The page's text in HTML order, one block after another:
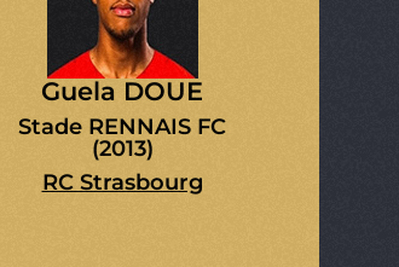
Guela DOUE
Stade RENNAIS FC
(2013)
RC Strasbourg